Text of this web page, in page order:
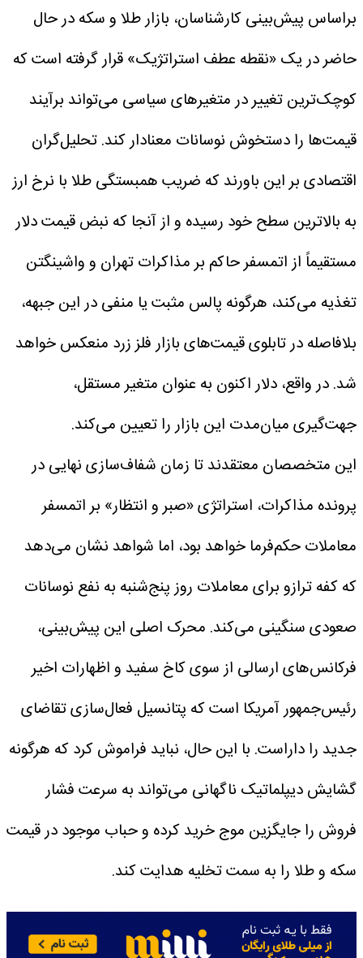
براساس پیش‌بینی کارشناسان، بازار طلا و سکه در حال
حاضر در یک «نقطه عطف استراتژیک» قرار گرفته است که
کوچک‌ترین تغییر در متغیرهای سیاسی می‌تواند برآیند
قیمت‌ها را دستخوش نوسانات معنادار کند. تحلیل‌گران
اقتصادی بر این باورند که ضریب همبستگی طلا با نرخ ارز
به بالاترین سطح خود رسیده و از آنجا که نبض قیمت دلار
مستقیماً از اتمسفر حاکم بر مذاکرات تهران و واشینگتن
تغذیه می‌کند، هرگونه پالس مثبت یا منفی در این جبهه،
بلافاصله در تابلوی قیمت‌های بازار فلز زرد منعکس خواهد
شد. در واقع، دلار اکنون به عنوان متغیر مستقل،
جهت‌گیری میان‌مدت این بازار را تعیین می‌کند.
این متخصصان معتقدند تا زمان شفاف‌سازی نهایی در
پرونده مذاکرات، استراتژی «صبر و انتظار» بر اتمسفر
معاملات حکم‌فرما خواهد بود، اما شواهد نشان می‌دهد
که کفه ترازو برای معاملات روز پنج‌شنبه به نفع نوسانات
صعودی سنگینی می‌کند. محرک اصلی این پیش‌بینی،
فرکانس‌های ارسالی از سوی کاخ سفید و اظهارات اخیر
رئیس‌جمهور آمریکا است که پتانسیل فعال‌سازی تقاضای
جدید را داراست. با این حال، نباید فراموش کرد که هرگونه
گشایش دیپلماتیک ناگهانی می‌تواند به سرعت فشار
فروش را جایگزین موج خرید کرده و حباب موجود در قیمت
سکه و طلا را به سمت تخلیه هدایت کند.